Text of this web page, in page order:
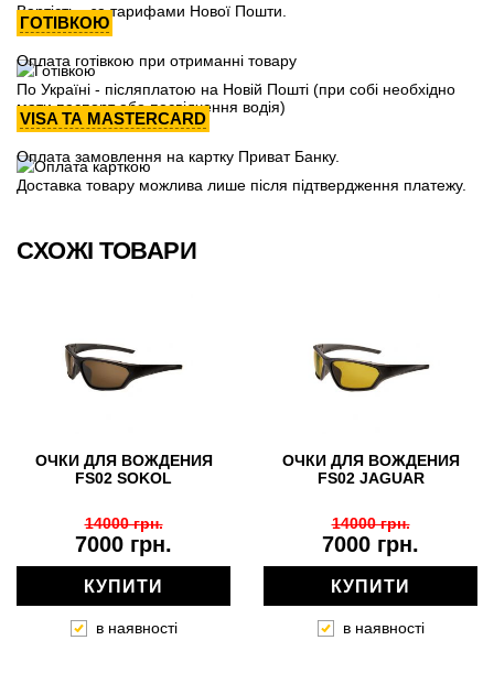
Вартість - за тарифами Нової Пошти.
ГОТІВКОЮ
Оплата готівкою при отриманні товару
По Україні - післяплатою на Новій Пошті (при собі необхідно
мати паспорт або посвідчення водія)
VISA ТА MASTERCARD
Оплата замовлення на картку Приват Банку.
Доставка товару можлива лише після підтвердження платежу.
СХОЖІ ТОВАРИ
ОЧКИ ДЛЯ ВОЖДЕНИЯ
FS02 SOKOL
7000 грн.
14000 грн.
КУПИТИ
в наявності
ОЧКИ ДЛЯ ВОЖДЕНИЯ
FS02 JAGUAR
7000 грн.
14000 грн.
КУПИТИ
в наявності